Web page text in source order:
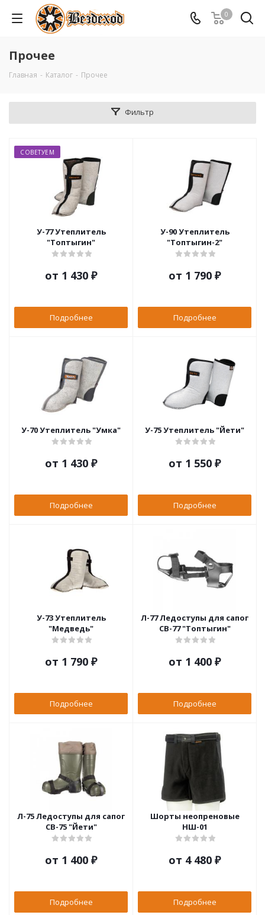
0
Прочее
Главная - Каталог - Прочее
Фильтр
СОВЕТУЕМ
У-77 Утеплитель
"Топтыгин"
от 1 430 ₽
Подробнее
У-90 Утеплитель
"Топтыгин-2"
от 1 790 ₽
Подробнее
У-70 Утеплитель "Умка"
от 1 430 ₽
Подробнее
У-75 Утеплитель "Йети"
от 1 550 ₽
Подробнее
У-73 Утеплитель
"Медведь"
от 1 790 ₽
Подробнее
Л-77 Ледоступы для сапог
СВ-77 "Топтыгин"
от 1 400 ₽
Подробнее
Л-75 Ледоступы для сапог
СВ-75 "Йети"
от 1 400 ₽
Подробнее
Шорты неопреновые
НШ-01
от 4 480 ₽
Подробнее